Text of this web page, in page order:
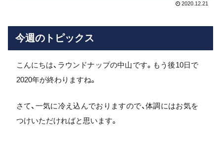
2020.12.21
今週のトピックス
こんにちは、ラウンドナップの中山です。もう後10日で
2020年が終わりますね。
さて、一気に冷え込んでおりますので、体調にはお気を
つけいただければと思います。